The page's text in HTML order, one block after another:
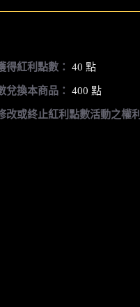
得紅利點數： 40 點
兌換本商品： 400 點
或終止紅利點數活動之權利